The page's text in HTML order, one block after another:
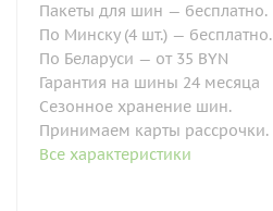
Пакеты для шин — бесплатно.
По Минску (4 шт.) — бесплатно.
По Беларуси — от 35 BYN
Гарантия на шины 24 месяца
Сезонное хранение шин.
Принимаем карты рассрочки.
Все характеристики